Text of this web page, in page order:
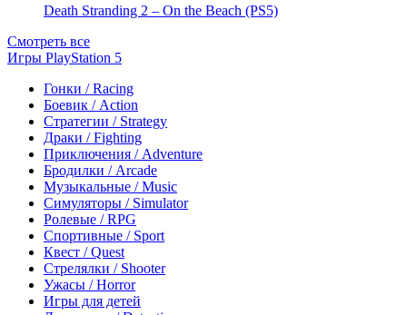
Death Stranding 2 – On the Beach (PS5)
Смотреть все
Игры PlayStation 5
Гонки / Racing
Боевик / Action
Стратегии / Strategy
Драки / Fighting
Приключения / Adventure
Бродилки / Arcade
Музыкальные / Music
Симуляторы / Simulator
Ролевые / RPG
Спортивные / Sport
Квест / Quest
Стрелялки / Shooter
Ужасы / Horror
Игры для детей